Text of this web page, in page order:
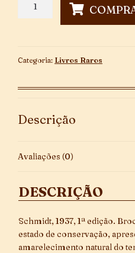
Categoria: Livros Raros
Descrição
Avaliações (0)
DESCRIÇÃO
Schmidt, 1937, 1ª edição.
estado de conservação,
amarelecimento natural do